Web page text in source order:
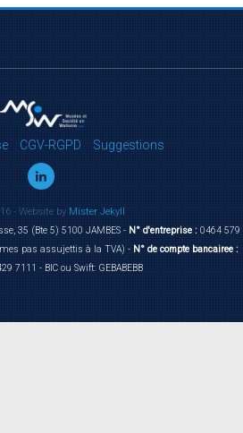
CGV-RGPD Suggestions
- Website byMister Jekyll
35 (Bte 5) 5100 JAMBES -N° d'entreprise :0464 579
pas assujettis à la TVA) -N° de compte bancairee :
7111 - BIC ou Swift: GEBABEBB